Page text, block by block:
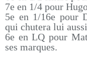
7e en 1/4 pour
5e en 1/16e pour
qui chutera lui
6e en LQ pour
ses marques.